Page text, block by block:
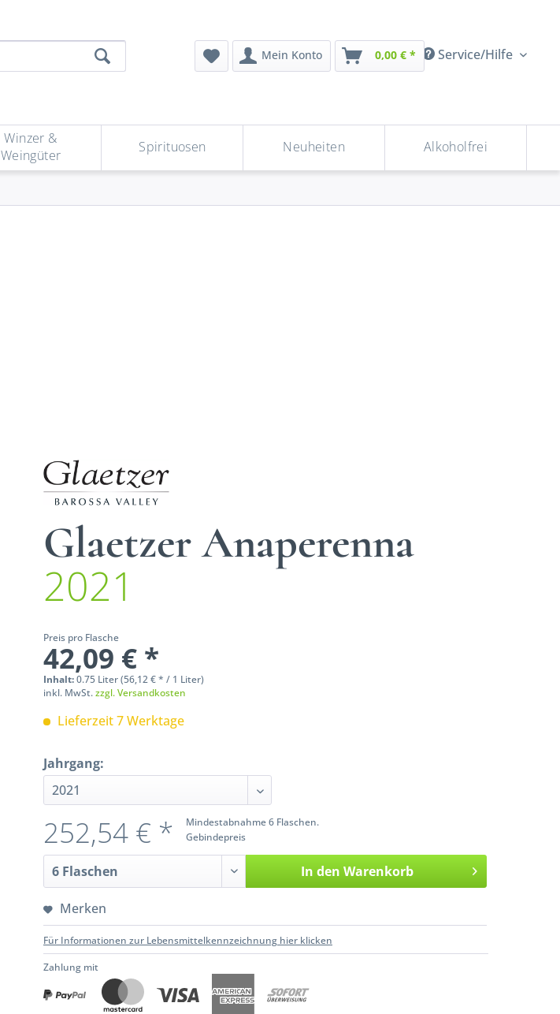
Service/Hilfe
Mein Konto 0,00 € *
Winzer &
Weingüter
Spirituosen Neuheiten Alkoholfrei
Glaetzer Anaperenna
2021
Preis pro Flasche
42,09 € *
Inhalt:0.75 Liter (56,12 € * / 1 Liter)
inkl. MwSt.zzgl. Versandkosten
Lieferzeit 7 Werktage
Jahrgang:
Mindestabnahme 6 Flaschen.
Gebindepreis
252,54 € *
In den Warenkorb
Merken
Für Informationen zur Lebensmittelkennzeichnung hier klicken
Zahlung mit